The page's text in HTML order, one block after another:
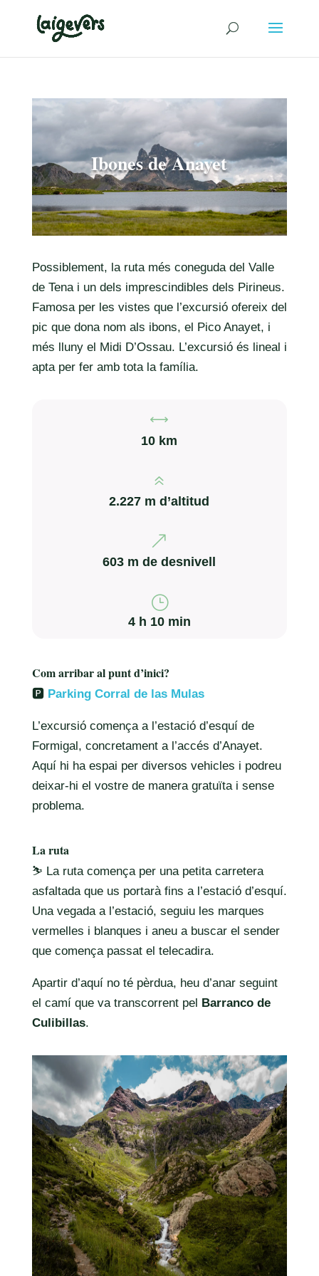
Ibones de Anayet
Possiblement, la ruta més coneguda del Valle
de Tena i un dels imprescindibles dels Pirineus.
Famosa per les vistes que l’excursió ofereix del
pic que dona nom als ibons, el Pico Anayet, i
més lluny el Midi D’Ossau. L’excursió és lineal i
apta per fer amb tota la família.
,
10 km
6
2.227 m d’altitud
&
603 m de desnivell
}
4 h 10 min
Com arribar al punt d’inici?
🅿️ Parking Corral de las Mulas
L’excursió comença a l’estació d’esquí de
Formigal, concretament a l’accés d’Anayet.
Aquí hi ha espai per diversos vehicles i podreu
deixar-hi el vostre de manera gratuïta i sense
problema.
La ruta
⛷️ La ruta comença per una petita carretera
asfaltada que us portarà fins a l’estació d’esquí.
Una vegada a l’estació, seguiu les marques
vermelles i blanques i aneu a buscar el sender
que comença passat el telecadira.
Apartir d’aquí no té pèrdua, heu d’anar seguint
el camí que va transcorrent pel Barranco de
Culibillas.